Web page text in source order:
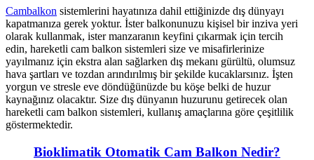
Cambalkon sistemlerini hayatınıza dahil ettiğinizde dış dünyayı
kapatmanıza gerek yoktur. İster balkonunuzu kişisel bir inziva yeri
olarak kullanmak, ister manzaranın keyfini çıkarmak için tercih
edin, hareketli cam balkon sistemleri size ve misafirlerinize
yayılmanız için ekstra alan sağlarken dış mekanı gürültü, olumsuz
hava şartları ve tozdan arındırılmış bir şekilde kucaklarsınız. İşten
yorgun ve stresle eve döndüğünüzde bu köşe belki de huzur
kaynağınız olacaktır. Size dış dünyanın huzurunu getirecek olan
hareketli cam balkon sistemleri, kullanış amaçlarına göre çeşitlilik
göstermektedir.
Bioklimatik Otomatik Cam Balkon Nedir?